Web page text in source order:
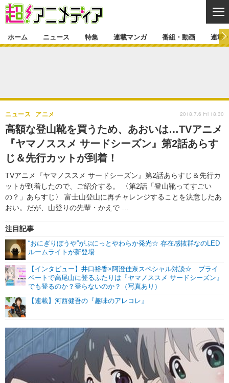
ゲーム・アプリ マンガ
グッズ イベント
声優
舞台 新帝スタ
特集一覧 カバー
ラキりす
連載マンガ
連載マンガ一覧
番組・動画
番組・動画一覧 ラジオ
動画
連載・ブログ
連載・ブログ一覧
編集部ブログ・お知らせ
ホーム ニュース 特集 連載マンガ 番組・動画 連載
高額な登山靴を買うため、あおいは…TVアニメ
『ヤマノススメ サードシーズン』第2話あらす
じ＆先行カットが到着！
TVアニメ『ヤマノススメ サードシーズン』第2話あらすじ＆先行カ
ットが到着したので、ご紹介する。 〈第2話「登山靴ってすごい
の？」あらすじ〉 富士山登山に再チャレンジすることを決意したあ
おい。だが、山登りの先輩・かえで …
ニュース アニメ
注目記事
“おにぎりぼうや”がぷにっとやわらか発光☆ 存在感抜群なのLED
ルームライトが新登場
【インタビュー】井口裕香×阿澄佳奈スペシャル対談☆ プライ
ベートで高尾山に登るふたりは『ヤマノススメ サードシーズン』
でも登るのか？登らないのか？（写真あり）
【連載】河西健吾の『趣味のアレコレ』
2018.7.6 Fri 18:30